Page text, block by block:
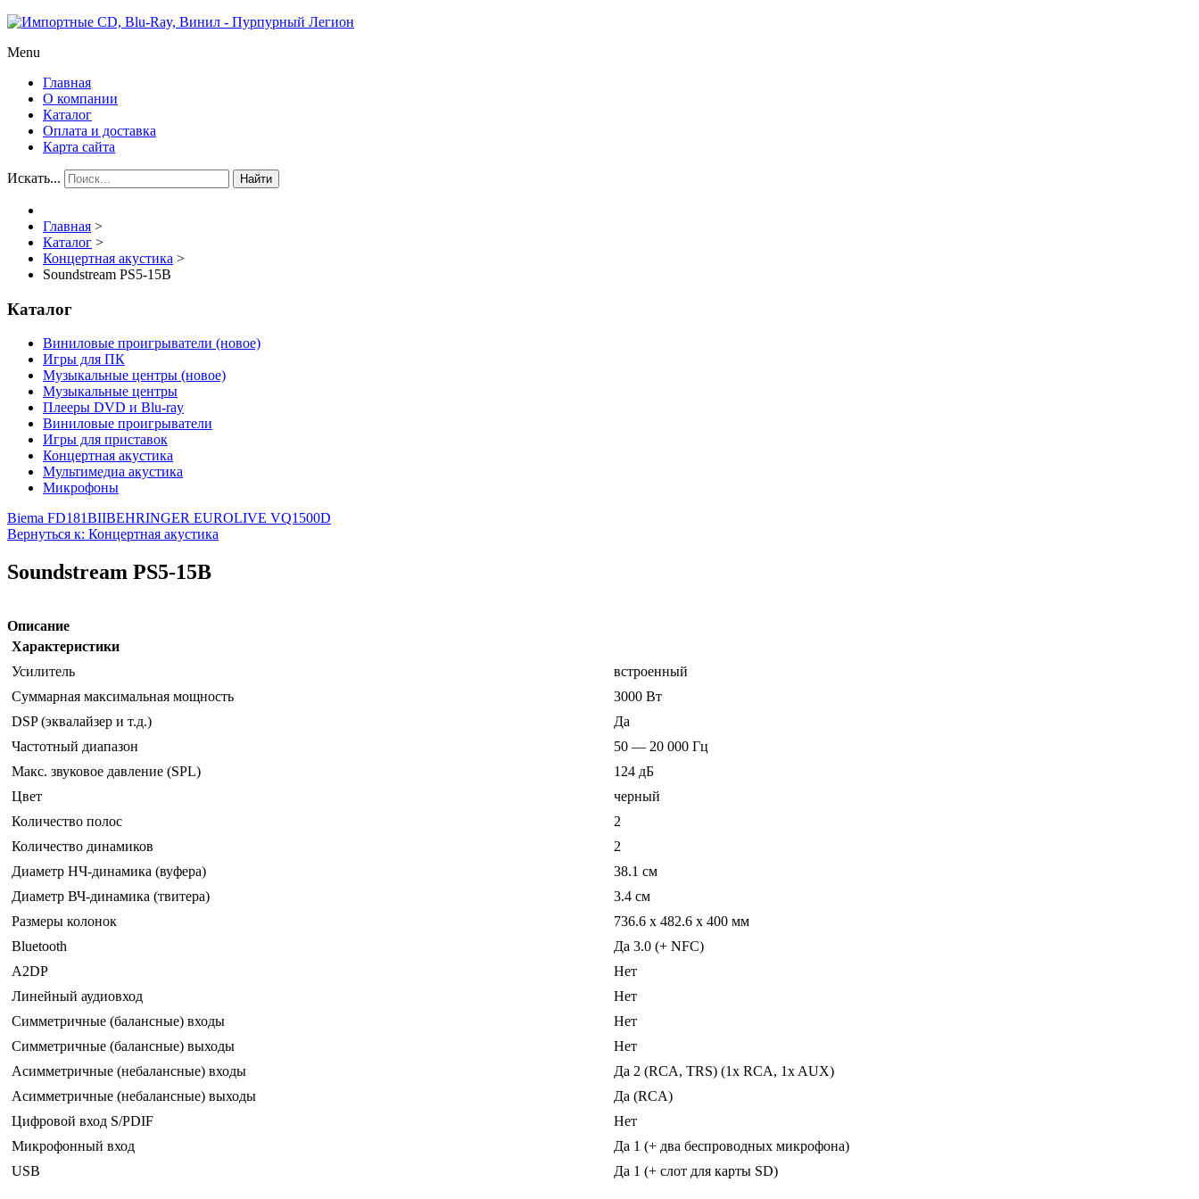
Menu
Главная
О компании
Каталог
Оплата и доставка
Карта сайта
Искать... Найти
Главная >
Каталог >
Концертная акустика >
Soundstream PS5-15B
Каталог
Виниловые проигрыватели (новое)
Игры для ПК
Музыкальные центры (новое)
Музыкальные центры
Плееры DVD и Blu-ray
Виниловые проигрыватели
Игры для приставок
Концертная акустика
Мультимедиа акустика
Микрофоны
Biema FD181BIIBEHRINGER EUROLIVE VQ1500D
Вернуться к: Концертная акустика
Soundstream PS5-15B
Описание
Характеристики
Усилитель
встроенный
Суммарная максимальная мощность
3000 Вт
DSP (эквалайзер и т.д.)
Да
Частотный диапазон
50 — 20 000 Гц
Макс. звуковое давление (SPL)
124 дБ
Цвет
черный
Количество полос
2
Количество динамиков
2
Диаметр НЧ-динамика (вуфера)
38.1 см
Диаметр ВЧ-динамика (твитера)
3.4 см
Размеры колонок
736.6 x 482.6 x 400 мм
Bluetooth
Да 3.0 (+ NFC)
A2DP
Нет
Линейный аудиовход
Нет
Симметричные (балансные) входы
Нет
Симметричные (балансные) выходы
Нет
Асимметричные (небалансные) входы
Да 2 (RCA, TRS) (1x RCA, 1x AUX)
Асимметричные (небалансные) выходы
Да (RCA)
Цифровой вход S/PDIF
Нет
Микрофонный вход
Да 1 (+ два беспроводных микрофона)
USB
Да 1 (+ слот для карты SD)